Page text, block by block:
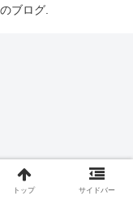
ブログ.
トップ サイドバー